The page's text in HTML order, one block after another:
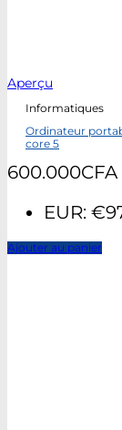
Aperçu
Informatiques
Ordinateur
core 5
600.000CFA
EUR:
Ajouter au panier